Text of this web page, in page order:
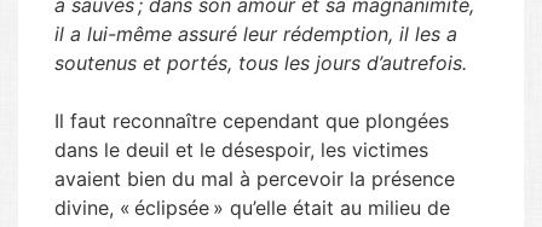
a sauvés ; dans son amour et sa magnanimité,
il a lui-même assuré leur rédemption, il les a
soutenus et portés, tous les jours d’autrefois.
Il faut reconnaître cependant que plongées
dans le deuil et le désespoir, les victimes
avaient bien du mal à percevoir la présence
divine, « éclipsée » qu’elle était au milieu de